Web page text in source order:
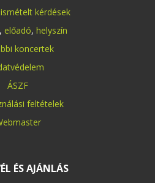
kérdések
, előadó, helyszín
koncertek
ÁSZF
feltételek
ÉS AJÁNLÁS